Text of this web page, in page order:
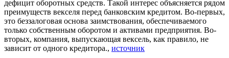
дефицит оборотных средств. Такой интерес объясняется рядом
преимуществ векселя перед банковским кредитом. Во-первых,
это беззалоговая основа заимствования, обеспечиваемого
только собственным оборотом и активами предприятия. Во-
вторых, компания, выпускающая вексель, как правило, не
зависит от одного кредитора., источник